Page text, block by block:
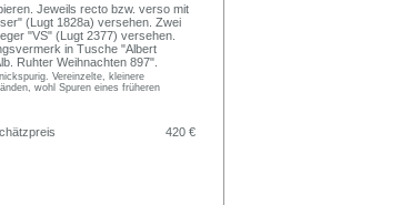
Jeweils recto bzw. verso mit
(Lugt 1828a) versehen. Zwei
"VS" (Lugt 2377) versehen.
in Tusche "Albert
Ruhter Weihnachten 897".
Vereinzelte, kleinere
wohl Spuren eines früheren
420 €